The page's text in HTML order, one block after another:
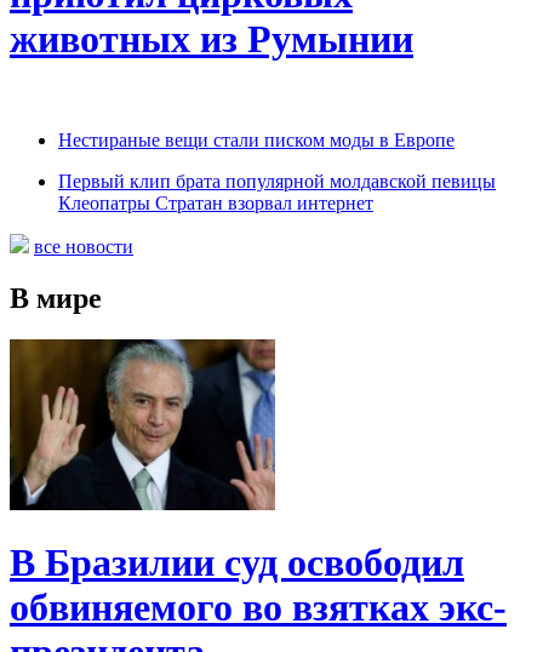
животных из Румынии
Нестираные вещи стали писком моды в Европе
Первый клип брата популярной молдавской певицы
Клеопатры Стратан взорвал интернет
все новости
В мире
В Бразилии суд освободил
обвиняемого во взятках экс-